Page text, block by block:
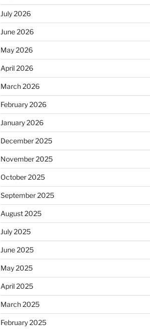
July 2026
June 2026
May 2026
April 2026
March 2026
February 2026
January 2026
December 2025
November 2025
October 2025
September 2025
August 2025
July 2025
June 2025
May 2025
April 2025
March 2025
February 2025